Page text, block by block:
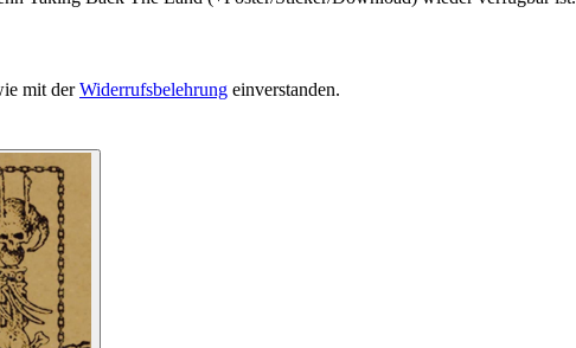
mit derWiderrufsbelehrung einverstanden.